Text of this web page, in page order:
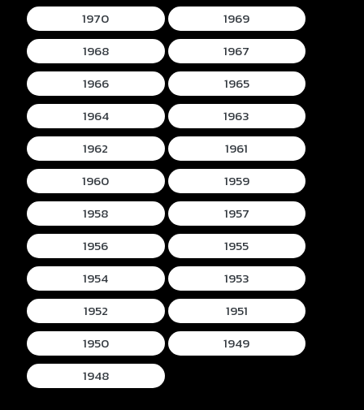
1970
1969
1968
1967
1966
1965
1964
1963
1962
1961
1960
1959
1958
1957
1956
1955
1954
1953
1952
1951
1950
1949
1948